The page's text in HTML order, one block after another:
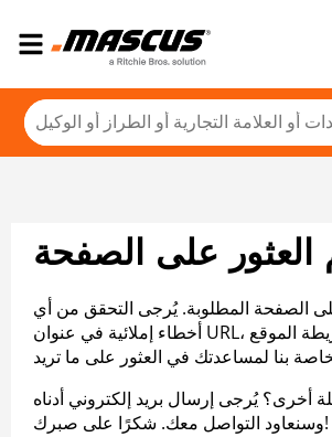
العثور على الصفحة
الصفحة المطلوبة. يُرجى التحقق من أي
أخطاء إملائية في عنوان URL، أو عرض خريطة الموقع
أخرى؟ يُرجى إرسال بريد إلكتروني أدناه
وسنعاود التواصل معك. شكرًا على صبرك!